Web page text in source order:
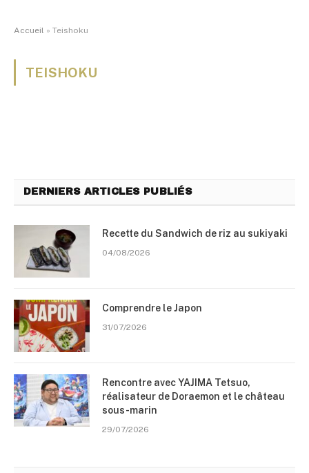
Accueil » Teishoku
TEISHOKU
DERNIERS ARTICLES PUBLIÉS
Recette du Sandwich de riz au sukiyaki
04/08/2026
Comprendre le Japon
31/07/2026
Rencontre avec YAJIMA Tetsuo,
réalisateur de Doraemon et le château
sous-marin
29/07/2026